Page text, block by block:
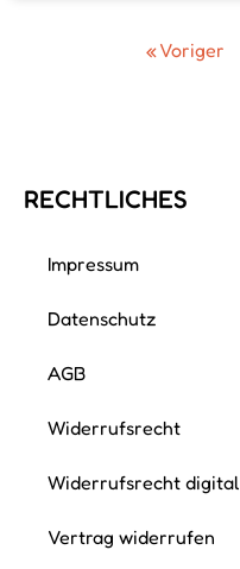
« Voriger
RECHTLICHES
Impressum
Datenschutz
AGB
Widerrufsrecht
Widerrufsrecht digital
Vertrag widerrufen